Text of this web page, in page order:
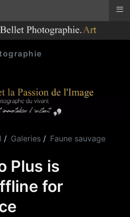
Galeries Faune sauvage
Plus is
for
≡